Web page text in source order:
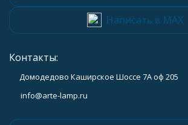
Написать в MAX
Контакты:
Домодедово Каширское Шоссе 7А оф 205
info@arte-lamp.ru